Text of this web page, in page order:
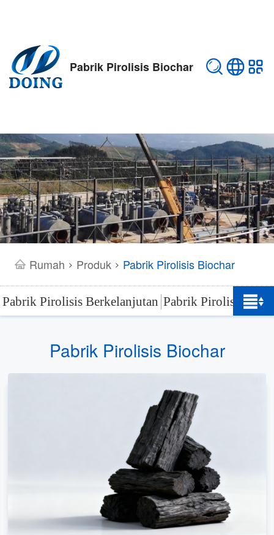
Pabrik Pirolisis Biochar
Rumah > Produk > Pabrik Pirolisis Biochar
Pabrik Pirolisis Berkelanjutan Pabrik Pirolisis Ban
Pabrik Pirolisis Biochar